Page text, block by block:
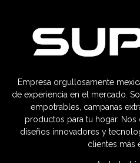
Empresa orgullosamente
de experiencia en el mercado.
empotrables, campanas
productos para tu hogar.
diseños innovadores y
clientes más